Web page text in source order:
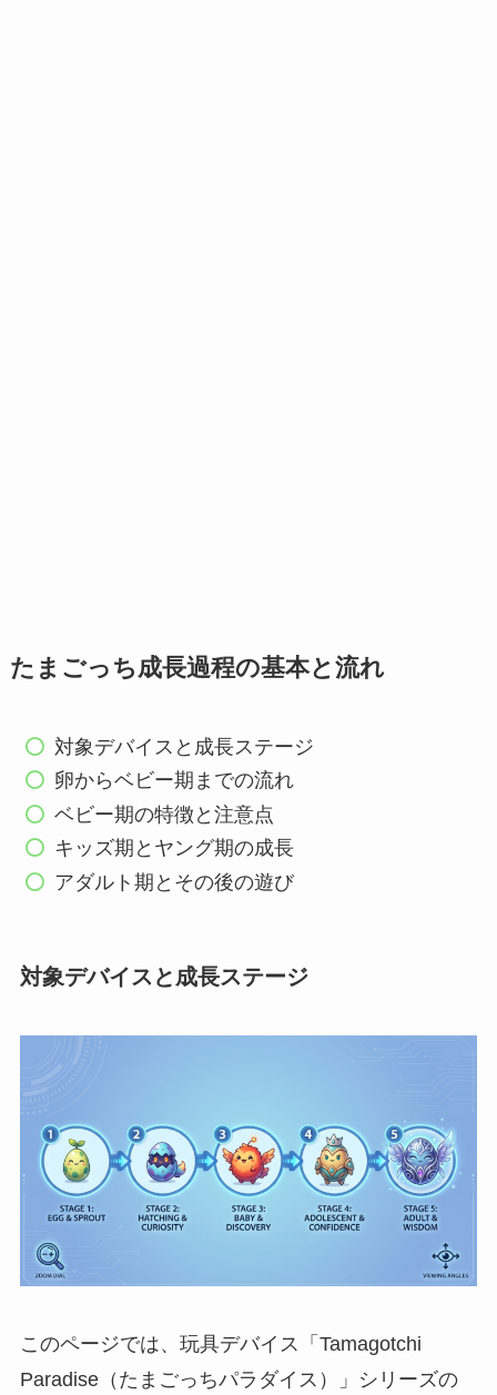
たまごっち成長過程の基本と流れ
対象デバイスと成長ステージ
卵からベビー期までの流れ
ベビー期の特徴と注意点
キッズ期とヤング期の成長
アダルト期とその後の遊び
対象デバイスと成長ステージ
このページでは、玩具デバイス「Tamagotchi
Paradise（たまごっちパラダイス）」シリーズの